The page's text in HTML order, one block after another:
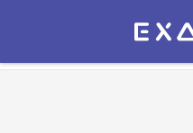
Экзамер — ЕГЭ